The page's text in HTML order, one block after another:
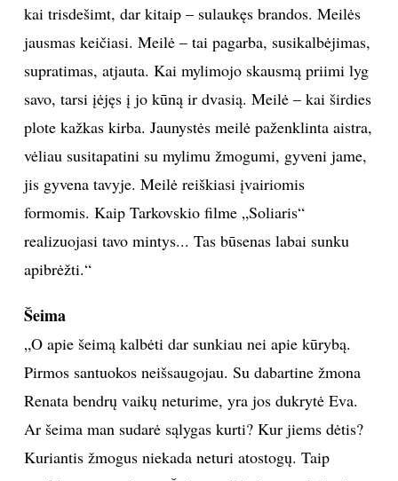
menininko siela. Moka skaityti fotografiją. Žmonės
sako: „Tapybą suprantu, o fotografijos – ne.“ Kaip
galima nesuprasti? Juk tie patys dėsniai.“
Būsenos
„Meilė yra būsenos. Ji, kaip ir laikas, mums
nepavaldi. Vienaip jauti, kai tau aštuoniolika, kitaip –
kai trisdešimt, dar kitaip – sulaukęs brandos. Meilės
jausmas keičiasi. Meilė – tai pagarba, susikalbėjimas,
supratimas, atjauta. Kai mylimojo skausmą priimi lyg
savo, tarsi įėjęs į jo kūną ir dvasią. Meilė – kai širdies
plote kažkas kirba. Jaunystės meilė paženklinta aistra,
vėliau susitapatini su mylimu žmogumi, gyveni jame,
jis gyvena tavyje. Meilė reiškiasi įvairiomis
formomis. Kaip Tarkovskio filme „Soliaris“
realizuojasi tavo mintys... Tas būsenas labai sunku
apibrėžti.“